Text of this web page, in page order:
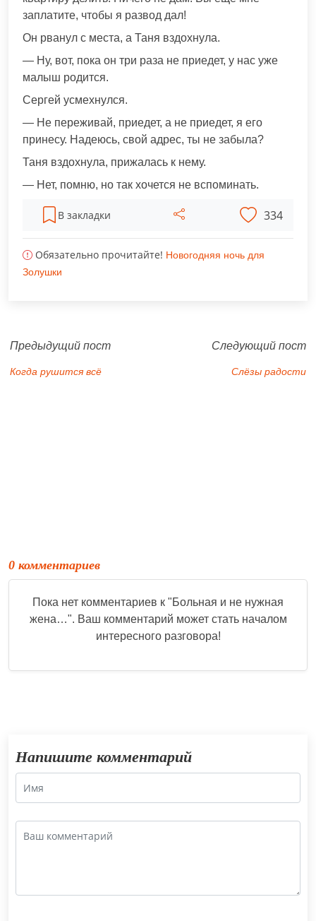
заплатите, чтобы я развод дал!
Он рванул с места, а Таня вздохнула.
— Ну, вот, пока он три раза не приедет, у нас уже
малыш родится.
Сергей усмехнулся.
— Не переживай, приедет, а не приедет, я его
принесу. Надеюсь, свой адрес, ты не забыла?
Таня вздохнула, прижалась к нему.
— Нет, помню, но так хочется не вспоминать.
В закладки 334
Обязательно прочитайте! Новогодняя ночь для
Золушки
Предыдущий пост
Когда рушится всё
Следующий пост
Слёзы радости
0 комментариев
Пока нет комментариев к "Больная и не нужная
жена…". Ваш комментарий может стать началом
интересного разговора!
Напишите комментарий